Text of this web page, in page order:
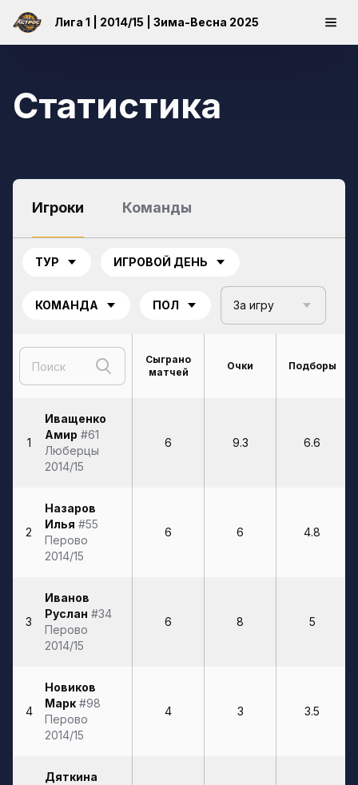
Лига 1 | 2014/15 | Зима-Весна 2025
Статистика
Игроки Команды
ТУР ИГРОВОЙ ДЕНЬ
КОМАНДА ПОЛ За игру
Сыграно
матчей
Очки Подборы
1
Иващенко
Амир #61
Люберцы
2014/15
6 9.3 6.6
2
Назаров
Илья #55
Перово
2014/15
6 6 4.8
3
Иванов
Руслан #34
Перово
2014/15
6 8 5
4
Новиков
Марк #98
Перово
2014/15
4 3 3.5
Дяткина